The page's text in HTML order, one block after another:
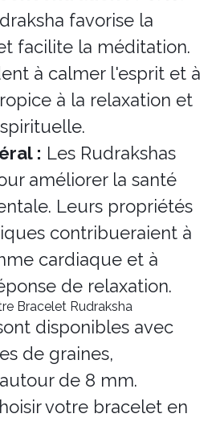
favorise la
facilite la méditation.
à calmer l'esprit et à
à la relaxation et
: Les Rudrakshas
améliorer la santé
Leurs propriétés
contribueraient à
cardiaque et à
de relaxation.
Bracelet Rudraksha
disponibles avec
de graines,
de 8 mm.
votre bracelet en